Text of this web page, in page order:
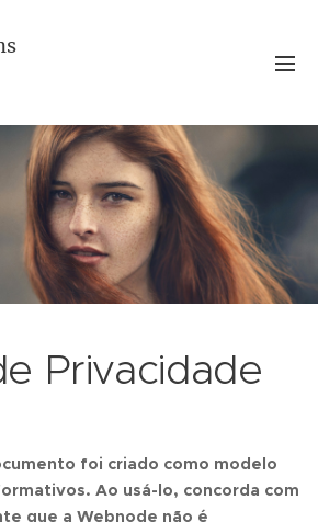
Privacidade
foi criado como modelo
Ao usá-lo, concorda com
que a Webnode não é